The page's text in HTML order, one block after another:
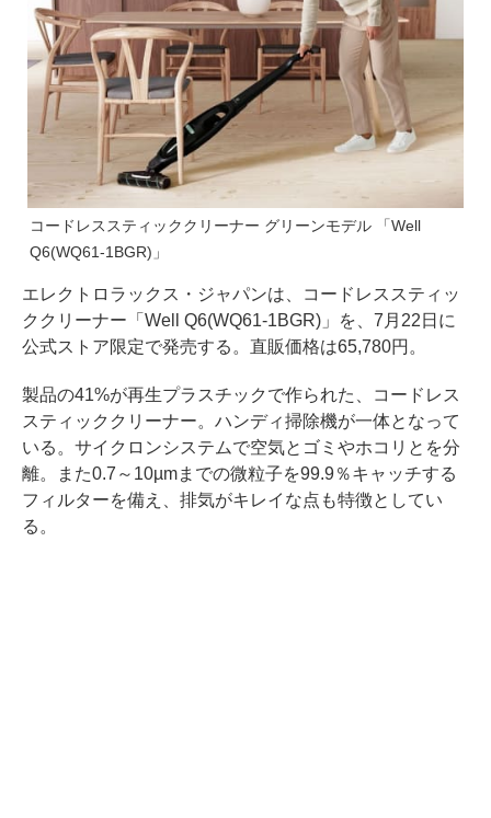
コードレススティッククリーナー グリーンモデル 「Well
Q6(WQ61-1BGR)」
エレクトロラックス・ジャパンは、コードレススティッ
ククリーナー「Well Q6(WQ61-1BGR)」を、7月22日に
公式ストア限定で発売する。直販価格は65,780円。
製品の41%が再生プラスチックで作られた、コードレス
スティッククリーナー。ハンディ掃除機が一体となって
いる。サイクロンシステムで空気とゴミやホコリとを分
離。また0.7～10µmまでの微粒子を99.9％キャッチする
フィルターを備え、排気がキレイな点も特徴としてい
る。